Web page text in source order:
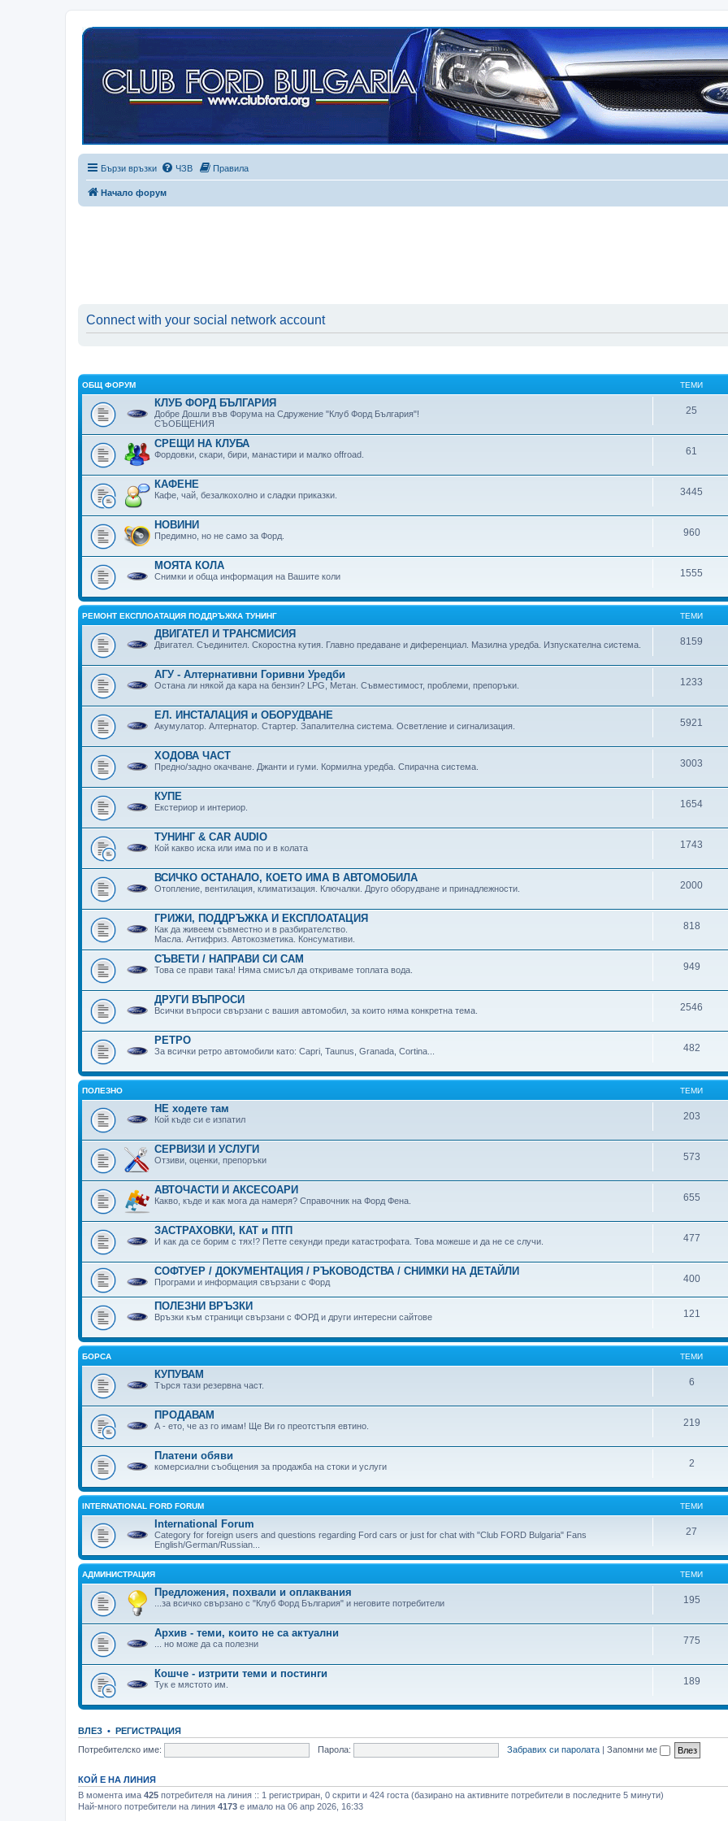
Бързи връзки ЧЗВ Правила
Начало форум
Connect with your social network account
ОБЩ ФОРУМ ТЕМИ
КЛУБ ФОРД БЪЛГАРИЯ
Добре Дошли във Форума на Сдружение "Клуб Форд България"!
СЪОБЩЕНИЯ
25
СРЕЩИ НА КЛУБА
Фордовки, скари, бири, манaстири и малко offroad. 61
КАФЕНЕ
Кафе, чай, безалкохолно и сладки приказки. 3445
НОВИНИ
Предимно, но не само за Форд. 960
МОЯТА КОЛА
Снимки и обща информация на Вашите коли 1555
РЕМОНТ ЕКСПЛОАТАЦИЯ ПОДДРЪЖКА ТУНИНГ ТЕМИ
ДВИГАТЕЛ И ТРАНСМИСИЯ
Двигател. Съединител. Скоростна кутия. Главно предаване и диференциал. Мазилна уредба. Изпускателна система. 8159
АГУ - Алтернативни Горивни Уредби
Остана ли някой да кара на бензин? LPG, Метан. Съвместимост, проблеми, препоръки. 1233
ЕЛ. ИНСТАЛАЦИЯ и ОБОРУДВАНЕ
Акумулатор. Алтернатор. Стартер. Запалителна система. Осветление и сигнализация. 5921
ХОДОВА ЧАСТ
Предно/задно окачване. Джанти и гуми. Кормилна уредба. Спирачна система. 3003
КУПЕ
Екстериор и интериор. 1654
ТУНИНГ & CAR AUDIO
Кой какво иска или има по и в колата 1743
ВСИЧКО ОСТАНАЛО, КОЕТО ИМА В АВТОМОБИЛА
Отопление, вентилация, климатизация. Ключалки. Друго оборудване и принадлежности. 2000
ГРИЖИ, ПОДДРЪЖКА И ЕКСПЛОАТАЦИЯ
Как да живеем съвместно и в разбирателство.
Масла. Антифриз. Автокозметика. Консумативи.
818
СЪВЕТИ / НАПРАВИ СИ САМ
Това се прави така! Няма смисъл да откриваме топлата вода. 949
ДРУГИ ВЪПРОСИ
Всички въпроси свързани с вашия автомобил, за които няма конкретна тема. 2546
РЕТРО
За всички ретро автомобили като: Capri, Taunus, Granada, Cortina... 482
ПОЛЕЗНО ТЕМИ
НЕ ходете там
Кой къде си е изпатил 203
СЕРВИЗИ И УСЛУГИ
Отзиви, оценки, препоръки 573
АВТОЧАСТИ И АКСЕСОАРИ
Какво, къде и как мога да намеря? Справочник на Форд Фена. 655
ЗАСТРАХОВКИ, КАТ и ПТП
И как да се борим с тях!? Петте секунди преди катастрофата. Това можеше и да не се случи. 477
СОФТУЕР / ДОКУМЕНТАЦИЯ / РЪКОВОДСТВА / СНИМКИ НА ДЕТАЙЛИ
Програми и информация свързани с Форд 400
ПОЛЕЗНИ ВРЪЗКИ
Връзки към страници свързани с ФОРД и други интересни сайтове 121
БОРСА ТЕМИ
КУПУВАМ
Търся тази резервна част. 6
ПРОДАВАМ
А - ето, че аз го имам! Ще Ви го преотстъпя евтино. 219
Платени обяви
комерсиални съобщения за продажба на стоки и услуги 2
INTERNATIONAL FORD FORUM ТЕМИ
International Forum
Category for foreign users and questions regarding Ford cars or just for chat with "Club FORD Bulgaria" Fans
English/German/Russian...
27
АДМИНИСТРАЦИЯ ТЕМИ
Предложения, похвали и оплаквания
...за всичко свързано с "Клуб Форд България" и неговите потребители 195
Архив - теми, които не са актуални
... но може да са полезни 775
Кошче - изтрити теми и постинги
Тук е мястото им. 189
ВЛЕЗ • РЕГИСТРАЦИЯ
Потребителско име:
Парола: Забравих си паролата | Запомни ме
КОЙ Е НА ЛИНИЯ
В момента има 425 потребителя на линия :: 1 регистриран, 0 скрити и 424 госта (базирано на активните потребители в последните 5 минути)
Най-много потребители на линия 4173 е имало на 06 апр 2026, 16:33